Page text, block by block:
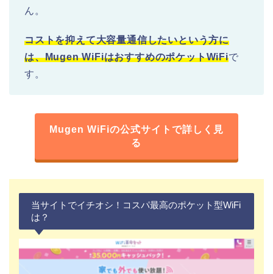
ん。
コストを抑えて大容量通信したいという方に
は、Mugen WiFiはおすすめのポケットWiFiで
す。
Mugen WiFiの公式サイトで詳しく見
る
当サイトでイチオシ！コスパ最高のポケット型WiFi
は？